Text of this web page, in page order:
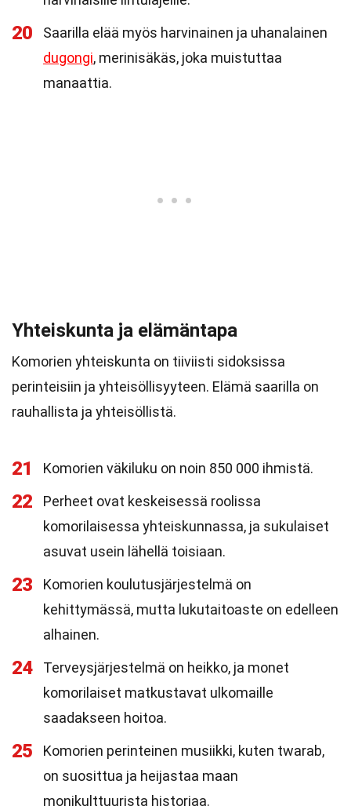
20
Saarilla elää myös harvinainen ja uhanalainen
dugongi, merinisäkäs, joka muistuttaa
manaattia.
Yhteiskunta ja elämäntapa
Komorien yhteiskunta on tiiviisti sidoksissa
perinteisiin ja yhteisöllisyyteen. Elämä saarilla on
rauhallista ja yhteisöllistä.
21 Komorien väkiluku on noin 850 000 ihmistä.
22
Perheet ovat keskeisessä roolissa
komorilaisessa yhteiskunnassa, ja sukulaiset
asuvat usein lähellä toisiaan.
23
Komorien koulutusjärjestelmä on
kehittymässä, mutta lukutaitoaste on edelleen
alhainen.
24
Terveysjärjestelmä on heikko, ja monet
komorilaiset matkustavat ulkomaille
saadakseen hoitoa.
25
Komorien perinteinen musiikki, kuten twarab,
on suosittua ja heijastaa maan
monikulttuurista historiaa.